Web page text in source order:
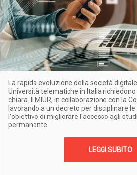
La rapida evoluzione della società
Università telematiche in Italia
chiara. Il MIUR, in collaborazione con la
lavorando a un decreto per disciplinare
l'obiettivo di migliorare l'accesso agli
permanente
LEGGI SUBITO